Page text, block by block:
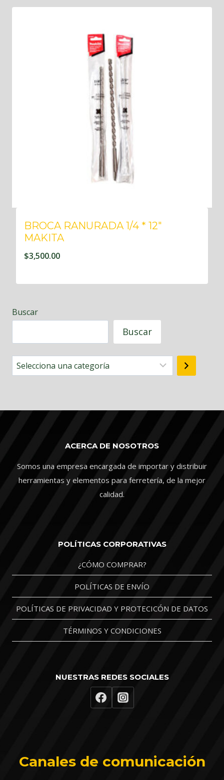
BROCA RANURADA 1/4 * 12″
MAKITA
$3,500.00
Buscar
Buscar
Selecciona
una
ACERCA DE NOSOTROS
Somos una empresa encargada de importar y distribuir
herramientas y elementos para ferretería, de la mejor
calidad.
POLÍTICAS CORPORATIVAS
¿CÓMO COMPRAR?
POLÍTICAS DE ENVÍO
POLÍTICAS DE PRIVACIDAD Y PROTECICÓN DE DATOS
TÉRMINOS Y CONDICIONES
NUESTRAS REDES SOCIALES
Canales de comunicación